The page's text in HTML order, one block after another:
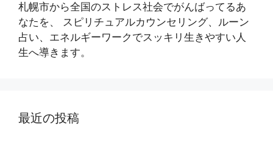
札幌市から全国のストレス社会でがんばってるあ
なたを、 スピリチュアルカウンセリング、ルーン
占い、エネルギーワークでスッキリ生きやすい人
生へ導きます。
最近の投稿